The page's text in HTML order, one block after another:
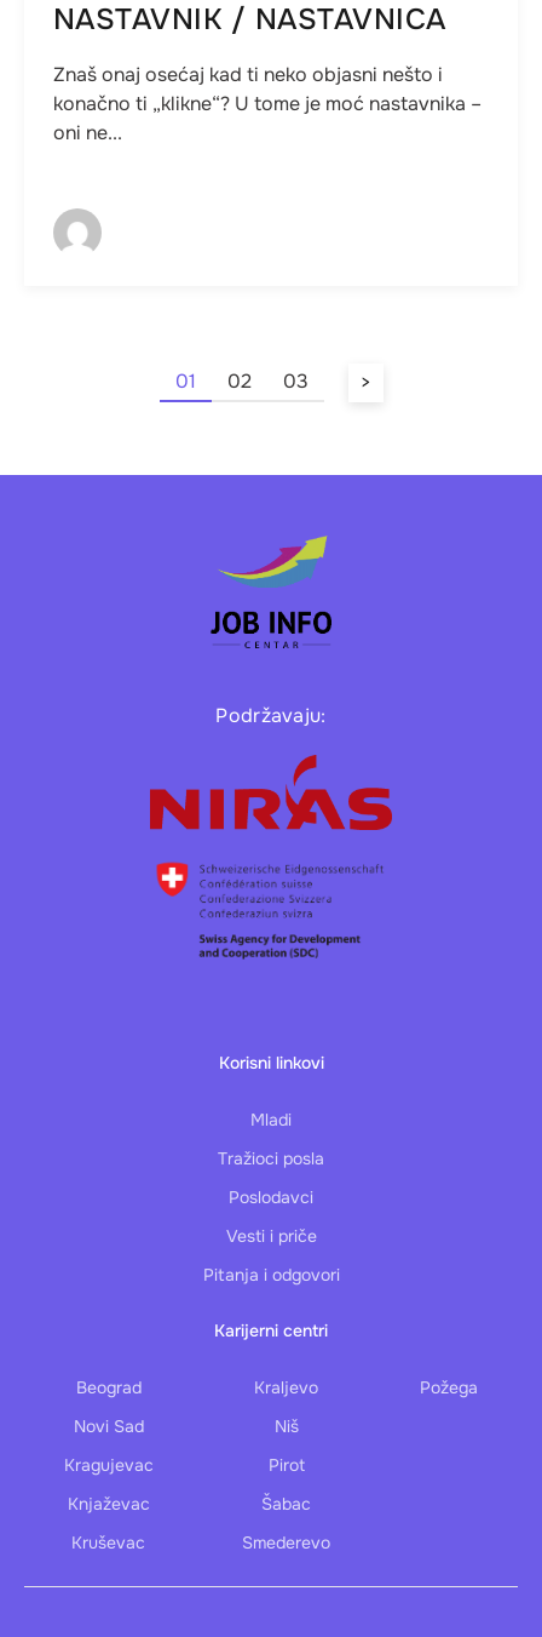
NASTAVNIK / NASTAVNICA
Znaš onaj osećaj kad ti neko objasni nešto i
konačno ti „klikne“? U tome je moć nastavnika –
oni ne...
01 02 03 >
Podržavaju:
Korisni linkovi
Mladi
Tražioci posla
Poslodavci
Vesti i priče
Pitanja i odgovori
Karijerni centri
Beograd
Novi Sad
Kragujevac
Knjaževac
Kruševac
Kraljevo
Niš
Pirot
Šabac
Smederevo
Požega